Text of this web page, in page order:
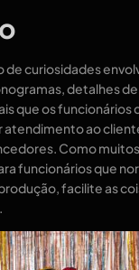
de curiosidades
detalhes
que os funcionários
ao
Como
funcionários que
facilite as